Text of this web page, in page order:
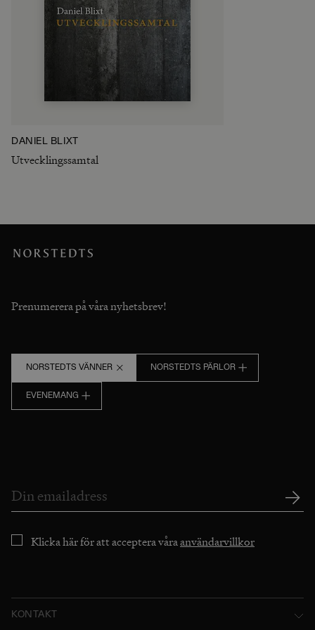
DANIEL BLIXT
Utvecklingssamtal
Prenumerera på våra nyhetsbrev!
NORSTEDTS VÄNNER NORSTEDTS PÄRLOR
EVENEMANG
Klicka här för att acceptera våraanvändarvillkor
KONTAKT